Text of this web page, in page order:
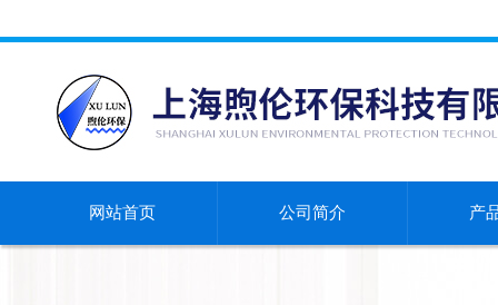
网站首页 公司简介 产